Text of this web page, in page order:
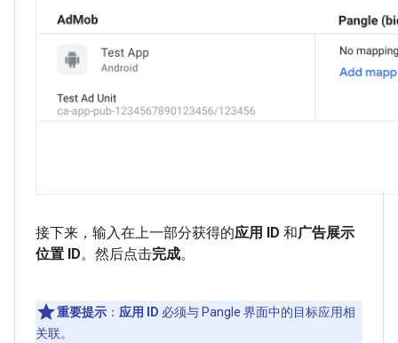
接下来，输入在上一部分获得的应用 ID 和广告展示
位置 ID。然后点击完成。
重要提示 ： 应用 ID 必须与 Pangle 界面中的目标应用相
关联。